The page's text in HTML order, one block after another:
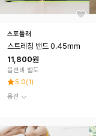
스포틀러
스트레칭 밴드 0.45mm
11,800원
옵션비 별도
5.0(1 )
옵션